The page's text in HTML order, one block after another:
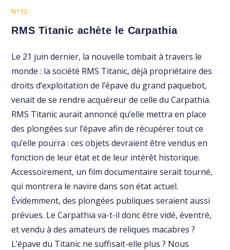
N°12
RMS Titanic achète le Carpathia
Le 21 juin dernier, la nouvelle tombait à travers le
monde : la société RMS Titanic, déjà propriétaire des
droits d’exploitation de l’épave du grand paquebot,
venait de se rendre acquéreur de celle du Carpathia.
RMS Titanic aurait annoncé qu’elle mettra en place
des plongées sur l’épave afin de récupérer tout ce
qu’elle pourra : ces objets devraient être vendus en
fonction de leur état et de leur intérêt historique.
Accessoirement, un film documentaire serait tourné,
qui montrera le navire dans son état actuel.
Évidemment, des plongées publiques seraient aussi
prévues. Le Carpathia va-t-il donc être vidé, éventré,
et vendu à des amateurs de reliques macabres ?
L’épave du Titanic ne suffisait-elle plus ? Nous